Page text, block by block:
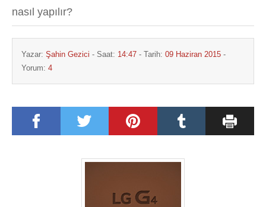
nasıl yapılır?
Yazar: Şahin Gezici - Saat: 14:47 - Tarih: 09 Haziran 2015 -
Yorum: 4